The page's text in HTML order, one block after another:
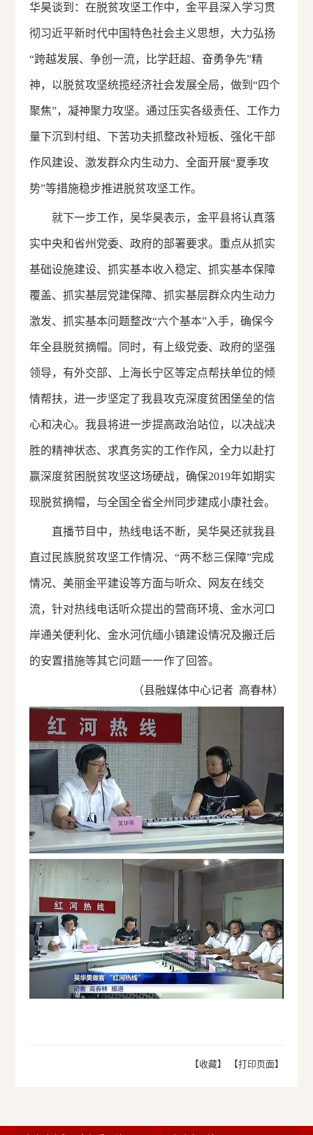
华昊谈到：在脱贫攻坚工作中，金平县深入学习贯
彻习近平新时代中国特色社会主义思想，大力弘扬
“跨越发展、争创一流，比学赶超、奋勇争先”精
神，以脱贫攻坚统揽经济社会发展全局，做到“四个
聚焦”，凝神聚力攻坚。通过压实各级责任、工作力
量下沉到村组、下苦功夫抓整改补短板、强化干部
作风建设、激发群众内生动力、全面开展“夏季攻
势”等措施稳步推进脱贫攻坚工作。
就下一步工作，吴华昊表示，金平县将认真落
实中央和省州党委、政府的部署要求。重点从抓实
基础设施建设、抓实基本收入稳定、抓实基本保障
覆盖、抓实基层党建保障、抓实基层群众内生动力
激发、抓实基本问题整改“六个基本”入手，确保今
年全县脱贫摘帽。同时，有上级党委、政府的坚强
领导，有外交部、上海长宁区等定点帮扶单位的倾
情帮扶，进一步坚定了我县攻克深度贫困堡垒的信
心和决心。我县将进一步提高政治站位，以决战决
胜的精神状态、求真务实的工作作风，全力以赴打
赢深度贫困脱贫攻坚这场硬战，确保2019年如期实
现脱贫摘帽，与全国全省全州同步建成小康社会。
直播节目中，热线电话不断，吴华昊还就我县
直过民族脱贫攻坚工作情况、“两不愁三保障”完成
情况、美丽金平建设等方面与听众、网友在线交
流，针对热线电话听众提出的营商环境、金水河口
岸通关便利化、金水河伉缅小镇建设情况及搬迁后
的安置措施等其它问题一一作了回答。
（县融媒体中心记者 高春林）
【收藏】 【打印页面】